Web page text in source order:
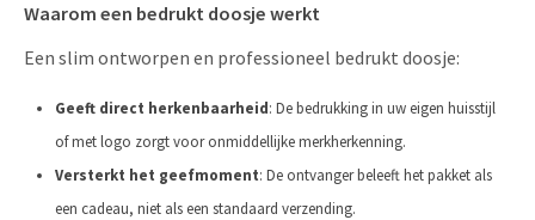
Waarom een bedrukt doosje werkt
Een slim ontworpen en professioneel bedrukt doosje:
Geeft direct herkenbaarheid: De bedrukking in uw eigen huisstijl
of met logo zorgt voor onmiddellijke merkherkenning.
Versterkt het geefmoment: De ontvanger beleeft het pakket als
een cadeau, niet als een standaard verzending.